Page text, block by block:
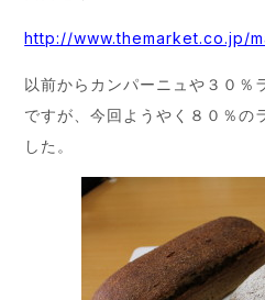
http://www.themarket.co.jp/
以前からカンパーニュや３０％
ですが、今回ようやく８０％の
した。